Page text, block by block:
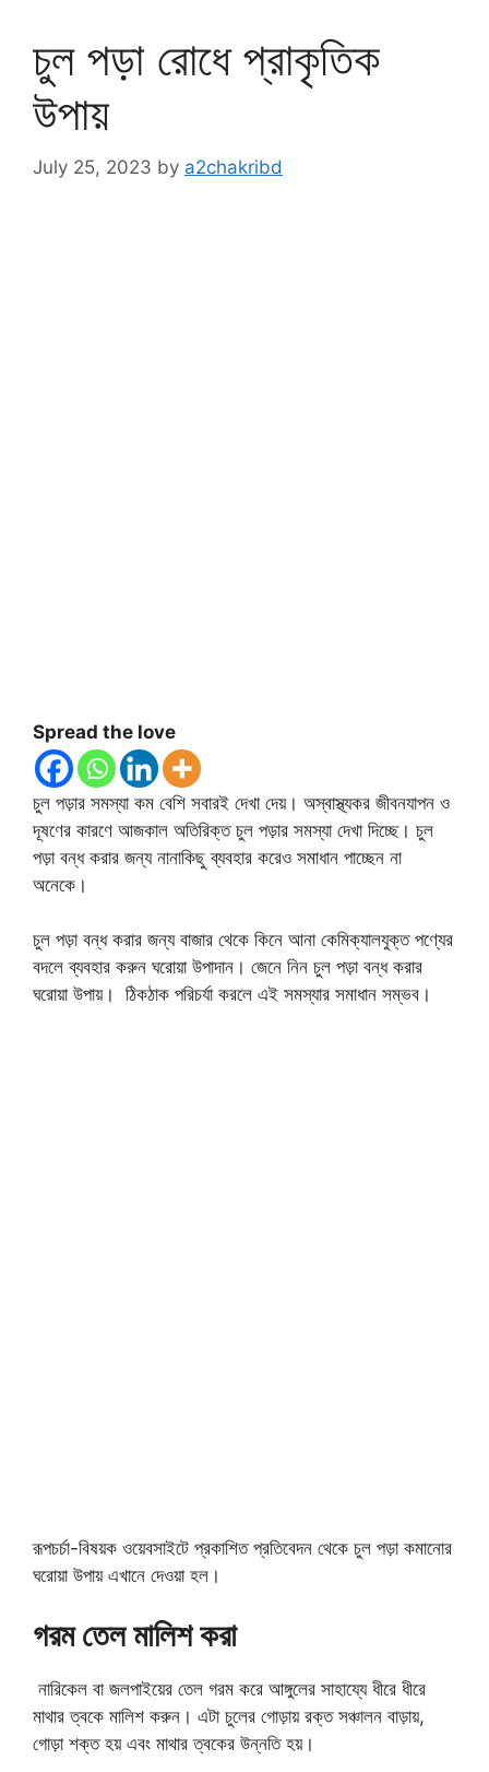
চুল পড়া রোধে প্রাকৃতিক
উপায়
July 25, 2023 by a2chakribd
Spread the love
চুল পড়ার সমস্যা কম বেশি সবারই দেখা দেয়। অস্বাস্থ্যকর জীবনযাপন ও
দূষণের কারণে আজকাল অতিরিক্ত চুল পড়ার সমস্যা দেখা দিচ্ছে। চুল
পড়া বন্ধ করার জন্য নানাকিছু ব্যবহার করেও সমাধান পাচ্ছেন না
অনেকে।
চুল পড়া বন্ধ করার জন্য বাজার থেকে কিনে আনা কেমিক্যালযুক্ত পণ্যের
বদলে ব্যবহার করুন ঘরোয়া উপাদান। জেনে নিন চুল পড়া বন্ধ করার
ঘরোয়া উপায়। ঠিকঠাক পরিচর্যা করলে এই সমস্যার সমাধান সম্ভব।
রূপচর্চা-বিষয়ক ওয়েবসাইটে প্রকাশিত প্রতিবেদন থেকে চুল পড়া কমানোর
ঘরোয়া উপায় এখানে দেওয়া হল।
গরম তেল মালিশ করা
নারিকেল বা জলপাইয়ের তেল গরম করে আঙ্গুলের সাহায্যে ধীরে ধীরে
মাথার ত্বকে মালিশ করুন। এটা চুলের গোড়ায় রক্ত সঞ্চালন বাড়ায়,
গোড়া শক্ত হয় এবং মাথার ত্বকের উন্নতি হয়।